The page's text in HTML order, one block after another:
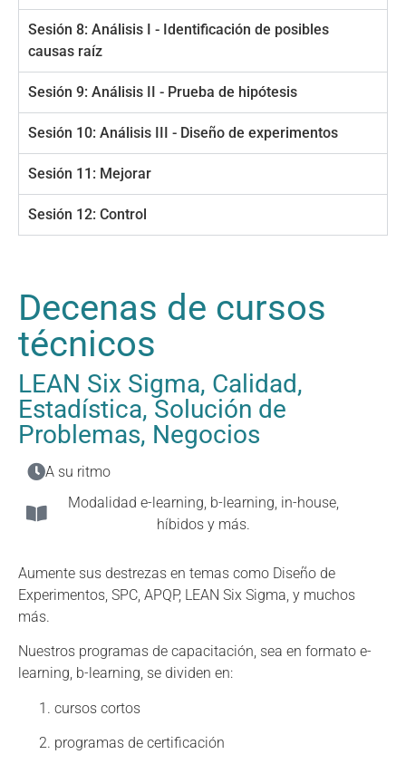
Sesión 8: Análisis I - Identificación de posibles
causas raíz
Sesión 9: Análisis II - Prueba de hipótesis
Sesión 10: Análisis III - Diseño de experimentos
Sesión 11: Mejorar
Sesión 12: Control
Decenas de cursos
técnicos
LEAN Six Sigma, Calidad,
Estadística, Solución de
Problemas, Negocios
A su ritmo
Modalidad e-learning, b-learning, in-house,
híbidos y más.
Aumente sus destrezas en temas como Diseño de
Experimentos, SPC, APQP, LEAN Six Sigma, y muchos
más.
Nuestros programas de capacitación, sea en formato e-
learning, b-learning, se dividen en:
cursos cortos
programas de certificación